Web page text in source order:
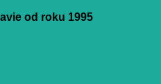
od roku 1995